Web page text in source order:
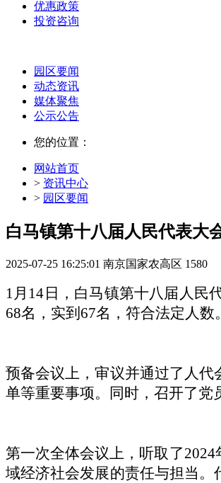
优惠政策
投资咨询
园区要闻
动态资讯
媒体聚焦
公示公告
您的位置：
网站首页
> 资讯中心
> 园区要闻
白马镇第十八届人民代表大
2025-07-25 16:25:01 南京国家农高区 1580
1月14日，白马镇第十八届人民
68名，实到67名，符合法定人数。
预备会议上，审议并通过了人
单等重要事项。同时，召开了党
第一次全体会议上，听取了
域经济社会发展的责任与担当